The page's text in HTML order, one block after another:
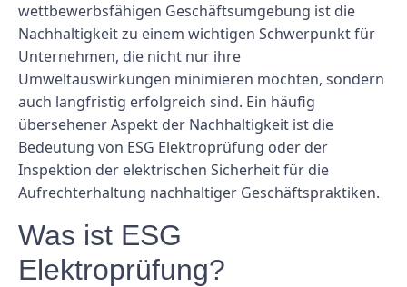
wettbewerbsfähigen Geschäftsumgebung ist die
Nachhaltigkeit zu einem wichtigen Schwerpunkt für
Unternehmen, die nicht nur ihre
Umweltauswirkungen minimieren möchten, sondern
auch langfristig erfolgreich sind. Ein häufig
übersehener Aspekt der Nachhaltigkeit ist die
Bedeutung von ESG Elektroprüfung oder der
Inspektion der elektrischen Sicherheit für die
Aufrechterhaltung nachhaltiger Geschäftspraktiken.
Was ist ESG
Elektroprüfung?